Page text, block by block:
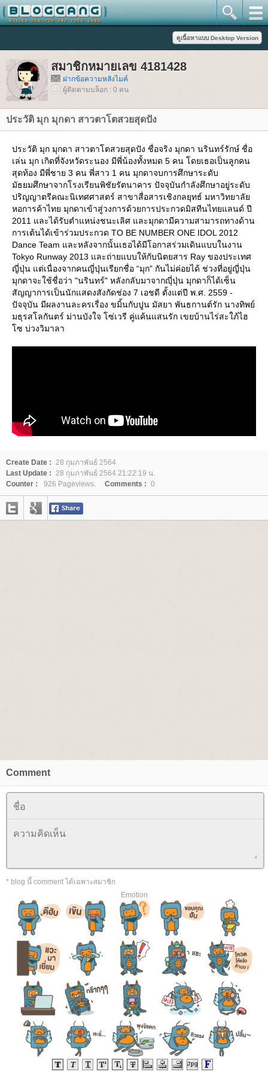
สมาชิกหมายเลข 4181428
ฝากข้อความหลังไมค์
ผู้ติดตามบล็อก : 0 คน
ประวัติ มุก มุกดา สาวตาโตสวยสุดปัง
ประวัติ มุก มุกดา สาวตาโตสวยสุดปัง ชื่อจริง มุกดา นรินทร์รักษ์ ชื่อ
เล่น มุก เกิดที่จังหวัดระนอง มีพี่น้องทั้งหมด 5 คน โดยเธอเป็นลูกคน
สุดท้อง มีพี่ชาย 3 คน พี่สาว 1 คน มุกดาจบการศึกษาระดับ
มัธยมศึกษาจากโรงเรียนพิชัยรัตนาคาร ปัจจุบันกำลังศึกษาอยู่ระดับ
ปริญญาตรีคณะนิเทศศาสตร์ สาขาสื่อสารเชิงกลยุทธ์ มหาวิทยาลั
หอการค้าไทย มุกดาเข้าสู่วงการด้วยการประกวดมิสทีนไทยแลนด์ ปี
2011 และได้รับตำแหน่งชนะเลิศ และมุกดามีความสามารถทางด้าน
การเต้นได้เข้าร่วมประกวด TO BE NUMBER ONE IDOL 2012
Dance Team และหลังจากนั้นเธอได้มีโอกาสร่วมเดินแบบในงาน
Tokyo Runway 2013 และถ่ายแบบให้กับนิตยสาร Ray ของประเทศ
ญี่ปุ่น แต่เนื่องจากคนญี่ปุ่นเรียกชื่อ “มุก” กันไม่ค่อยได้ ช่วงที่อยู่ญี่ปุ่น
มุกดาจะใช้ชื่อว่า "นรินทร์" หลังกลับมาจากญุี่ปุ่น มุกดาก็ได้เซ็น
สัญญาการเป็นนักแสดงสังกัดช่อง 7 เอชดี ตั้งแต่ปี พ.ศ. 2559 -
ปัจจุบัน มีผลงานละครเรื่อง ขมิ้นกับปูน มัสยา พันธกานต์รัก นางทิพย์
มธุรสโลกันตร์ ม่านบังใจ โซ่เวรี คู่แค้นแสนรัก เขยบ้านไร่สะใภ้ไฮ
ซ บ่วงวิมาลา
Create Date : 28 กุมภาพันธ์ 2564
Last Update : 28 กุมภาพันธ์ 2564 21:22:19 น.
Counter :
926 Pageviews. Comments : 0
Comment
* blog นี้ comment ได้เฉพาะสมาชิก
Emotion